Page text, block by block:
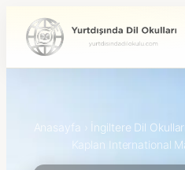
Anasayfa › İngiltere Dil Okulları
Kaplan International